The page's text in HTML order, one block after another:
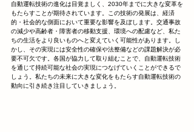
自動運転技術の進化は目覚ましく、2030年までに大きな変革を
もたらすことが期待されています。この技術の発展は、経済
的・社会的な側面において重要な影響を及ぼします。交通事故
の減少や高齢者・障害者の移動支援、環境への配慮など、私た
ちの生活をより良いものへと変えていく可能性があります。し
かし、その実現には安全性の確保や法整備などの課題解決が必
要不可欠です。各国が協力して取り組むことで、自動運転技術
を通じて持続可能な社会の実現につなげていくことができるで
しょう。私たちの未来に大きな変化をもたらす自動運転技術の
動向に引き続き注目していきましょう。